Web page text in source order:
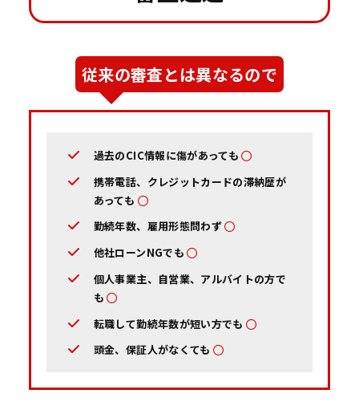
従来の審査とは異なるので
過去のCIC情報に傷があっても
携帯電話、クレジットカードの滞納歴が
あっても
勤続年数、雇用形態問わず
他社ローンNGでも
個人事業主、自営業、アルバイトの方で
も
転職して勤続年数が短い方でも
頭金、保証人がなくても